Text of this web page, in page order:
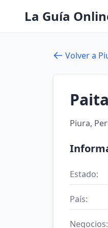
La Guía
Volver a
Paita
Piura,
Estado:
País:
Negocios: